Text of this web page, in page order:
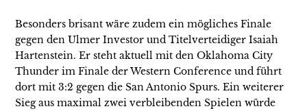
Besonders brisant wäre zudem ein mögliches Finale
gegen den Ulmer Investor und Titelverteidiger Isaiah
Hartenstein. Er steht aktuell mit den Oklahoma City
Thunder im Finale der Western Conference und führt
dort mit 3:2 gegen die San Antonio Spurs. Ein weiterer
Sieg aus maximal zwei verbleibenden Spielen würde